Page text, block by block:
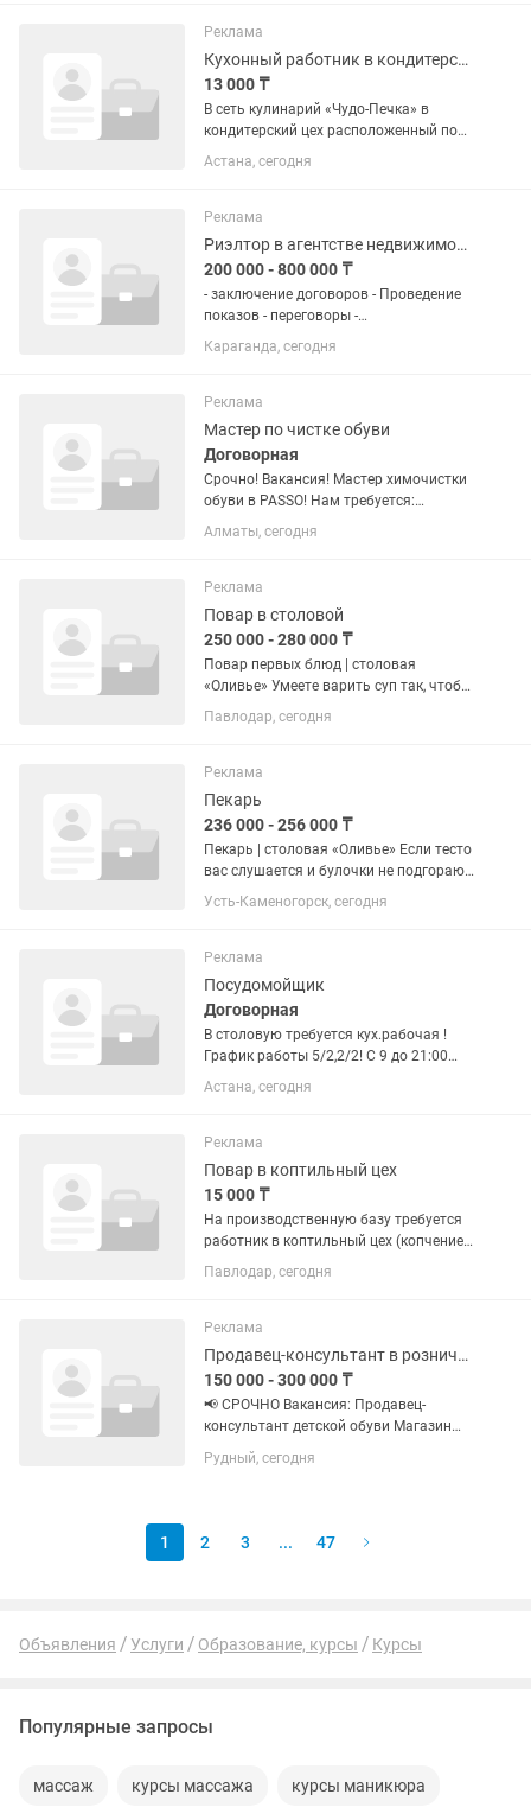
в месяц и официальное...
Реклама
Кухонный работник в кондитерский цех
13 000 ₸
В сеть кулинарий «Чудо-Печка» в
кондитерский цех расположенный по
адресу: ул.Желтоксан 22/5, требуется
Кухонный работник Требования: - опыт
аналогичной должности от 1...
Астана, сегодня
Реклама
Риэлтор в агентстве недвижимости Алатау
200 000 - 800 000 ₸
- заключение договоров - Проведение
показов - переговоры -
консультирование клиентов -
заключение сделок - нацеленность на
Конкурентоспособную заработную
плату...
Караганда, сегодня
Реклама
Мастер по чистке обуви
Договорная
Срочно! Вакансия! Мастер химочистки
обуви в PASSO! Нам требуется:
работник по чистке обуви.
Обязанности: • Первичная чистка
первичной чистки. • Аккуратная
сборка...
Алматы, сегодня
Реклама
Повар в столовой
250 000 - 280 000 ₸
Повар первых блюд | столовая
«Оливье» Умеете варить суп так, чтобы
за добавкой возвращались? Тогда
ждём вас в команду! Нужен опытный и
каши и первые блюда, вовремя...
Павлодар, сегодня
Реклама
Пекарь
236 000 - 256 000 ₸
Пекарь | столовая «Оливье» Если тесто
вас слушается и булочки не подгорают,
ждём вас в нашей команде! Нам нужен
пекарь, который приходит на смену
оставляет...
Усть-Каменогорск, сегодня
Реклама
Посудомойщик
Договорная
В столовую требуется кух.рабочая !
График работы 5/2,2/2! С 9 до 21:00
Ежедневной оплаты нет! Ищем
чистоплотного! любящего свою работу
коллективе! Ответственного! Без...
Астана, сегодня
Реклама
Повар в коптильный цех
15 000 ₸
На производственную базу требуется
работник в коптильный цех (копчение
куриной грудки и куриных крылышек).
Условия: • График работы: 2/2, с 08:00
•Заработная...
Павлодар, сегодня
Реклама
Продавец-консультант в розничном магазине
150 000 - 300 000 ₸
📢 СРОЧНО Вакансия: Продавец-
консультант детской обуви Магазин
«Сороконожка» Тц Галактика В
магазин детской обуви требуется
Рудный, сегодня
1 2 3 ... 47
Объявления Услуги Образование, курсы Курсы
Популярные запросы
массаж курсы массажа курсы маникюра